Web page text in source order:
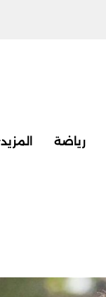
رياضة المزيد